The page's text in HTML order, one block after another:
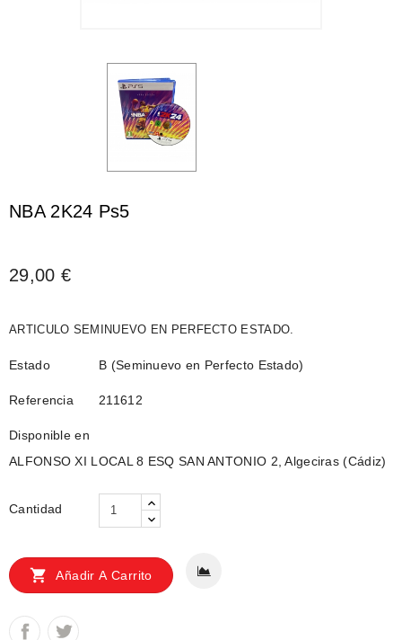
NBA 2K24 Ps5
29,00 €
ARTICULO SEMINUEVO EN PERFECTO ESTADO.
Estado B (Seminuevo en Perfecto Estado)
Referencia 211612
Disponible en
ALFONSO XI LOCAL 8 ESQ SAN ANTONIO 2, Algeciras (Cádiz)
Cantidad
 Añadir A Carrito